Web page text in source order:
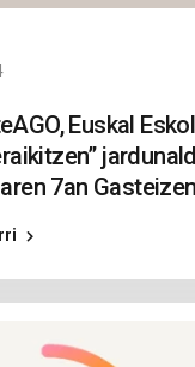
Euskal
7an Gasteizen